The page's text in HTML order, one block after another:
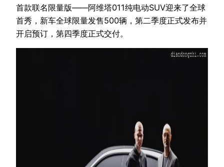
首款联名限量版——阿维塔011纯电动SUV迎来了全球
首秀，新车全球限量发售500辆，第二季度正式发布并
开启预订，第四季度正式交付。